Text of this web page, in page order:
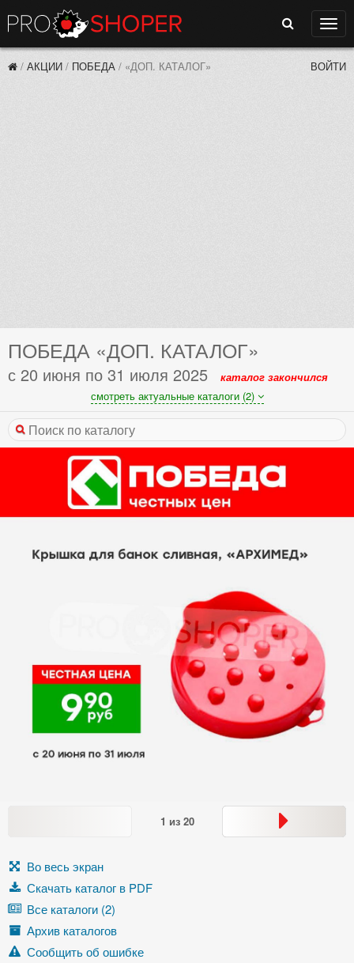
Поиск
/ АКЦИИ / ПОБЕДА / «ДОП. КАТАЛОГ» ВОЙТИ
ПОБЕДА «ДОП. КАТАЛОГ»
с 20 июня по 31 июля 2025
каталог закончился
смотреть актуальные каталоги (2)
1 из 20
Во весь экран
Скачать каталог в PDF
Все каталоги (2)
Архив каталогов
Сообщить об ошибке